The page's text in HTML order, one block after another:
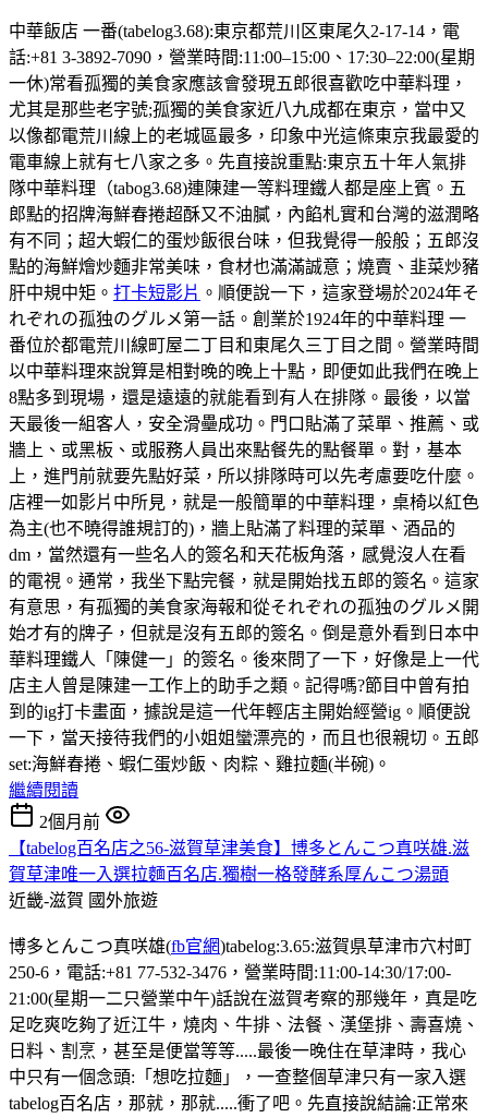
中華飯店 一番(tabelog3.68):東京都荒川区東尾久2-17-14，電
話:+81 3-3892-7090，營業時間:11:00–15:00、17:30–22:00(星期
一休)常看孤獨的美食家應該會發現五郎很喜歡吃中華料理，
尤其是那些老字號;孤獨的美食家近八九成都在東京，當中又
以像都電荒川線上的老城區最多，印象中光這條東京我最愛的
電車線上就有七八家之多。先直接說重點:東京五十年人氣排
隊中華料理（tabog3.68)連陳建一等料理鐵人都是座上賓。五
郎點的招牌海鮮春捲超酥又不油膩，內餡札實和台灣的滋潤略
有不同；超大蝦仁的蛋炒飯很台味，但我覺得一般般；五郎沒
點的海鮮燴炒麵非常美味，食材也滿滿誠意；燒賣、韭菜炒豬
肝中規中矩。 打卡短影片 。順便說一下，這家登場於2024年そ
れぞれの孤独のグルメ第一話。創業於1924年的中華料理 一
番位於都電荒川線町屋二丁目和東尾久三丁目之間。營業時間
以中華料理來說算是相對晚的晚上十點，即便如此我們在晚上
8點多到現場，還是遠遠的就能看到有人在排隊。最後，以當
天最後一組客人，安全滑壘成功。門口貼滿了菜單、推薦、或
牆上、或黑板、或服務人員出來點餐先的點餐單。對，基本
上，進門前就要先點好菜，所以排隊時可以先考慮要吃什麼。
店裡一如影片中所見，就是一般簡單的中華料理，桌椅以紅色
為主(也不曉得誰規訂的)，牆上貼滿了料理的菜單、酒品的
dm，當然還有一些名人的簽名和天花板角落，感覺沒人在看
的電視。通常，我坐下點完餐，就是開始找五郎的簽名。這家
有意思，有孤獨的美食家海報和從それぞれの孤独のグルメ開
始才有的牌子，但就是沒有五郎的簽名。倒是意外看到日本中
華料理鐵人「陳健一」的簽名。後來問了一下，好像是上一代
店主人曾是陳建一工作上的助手之類。記得嗎?節目中曾有拍
到的ig打卡畫面，據說是這一代年輕店主開始經營ig。順便說
一下，當天接待我們的小姐姐蠻漂亮的，而且也很親切。五郎
set:海鮮春捲、蝦仁蛋炒飯、肉粽、雞拉麵(半碗)。
繼續閱讀
2個月前
【tabelog百名店之56-滋賀草津美食】博多とんこつ真咲雄.滋
賀草津唯一入選拉麵百名店.獨樹一格發酵系厚んこつ湯頭
近畿-滋賀 國外旅遊
博多とんこつ真咲雄(fb官網)tabelog:3.65:滋賀県草津市穴村町
250-6，電話:+81 77-532-3476，營業時間:11:00-14:30/17:00-
21:00(星期一二只營業中午)話說在滋賀考察的那幾年，真是吃
足吃爽吃夠了近江牛，燒肉、牛排、法餐、漢堡排、壽喜燒、
日料、割烹，甚至是便當等等.....最後一晚住在草津時，我心
中只有一個念頭:「想吃拉麵」，一查整個草津只有一家入選
tabelog百名店，那就，那就.....衝了吧。先直接說結論:正常來